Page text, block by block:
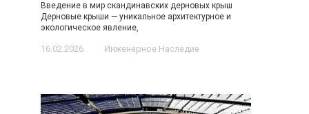
Введение в мир скандинавских дерновых крыш
Дерновые крыши — уникальное архитектурное и
экологическое явление,
16.02.2026 Инженерное Наследие